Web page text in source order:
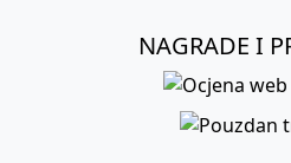
NAGRADE I